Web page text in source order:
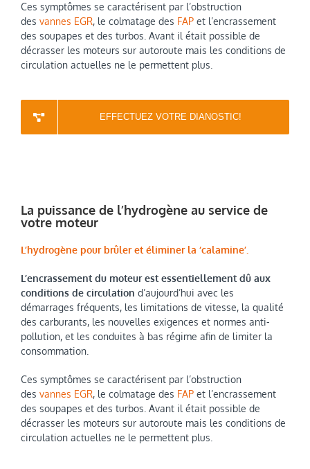
Ces symptômes se caractérisent par l’obstruction
des vannes EGR, le colmatage des FAPet l’encrassement
des soupapes et des turbos. Avant il était possible de
décrasser les moteurs sur autoroute mais les conditions de
circulation actuelles ne le permettent plus.
EFFECTUEZ VOTRE DIANOSTIC!
La puissance de l’hydrogène au service de
votre moteur
L’hydrogène pour brûler et éliminer la ‘calamine’.
L’encrassement du moteur est essentiellement dû aux
conditions de circulation d’aujourd’hui avec les
démarrages fréquents, les limitations de vitesse, la qualité
des carburants, les nouvelles exigences et normes anti-
pollution, et les conduites à bas régime afin de limiter la
consommation.
Ces symptômes se caractérisent par l’obstruction
des vannes EGR, le colmatage des FAPet l’encrassement
des soupapes et des turbos. Avant il était possible de
décrasser les moteurs sur autoroute mais les conditions de
circulation actuelles ne le permettent plus.